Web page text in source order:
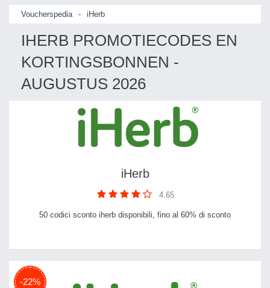
Voucherspedia - iHerb
IHERB PROMOTIECODES EN
KORTINGSBONNEN -
AUGUSTUS 2026
iHerb
4.65
50 codici sconto iherb disponibili, fino al 60% di sconto
-22%